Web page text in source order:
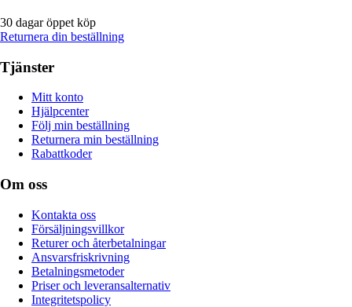
30 dagar öppet köp
Returnera din beställning
Tjänster
Mitt konto
Hjälpcenter
Följ min beställning
Returnera min beställning
Rabattkoder
Om oss
Kontakta oss
Försäljningsvillkor
Returer och återbetalningar
Ansvarsfriskrivning
Betalningsmetoder
Priser och leveransalternativ
Integritetspolicy